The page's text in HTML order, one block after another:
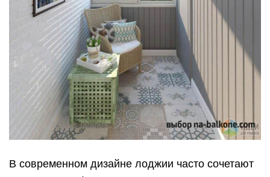
В современном дизайне лоджии часто сочетают